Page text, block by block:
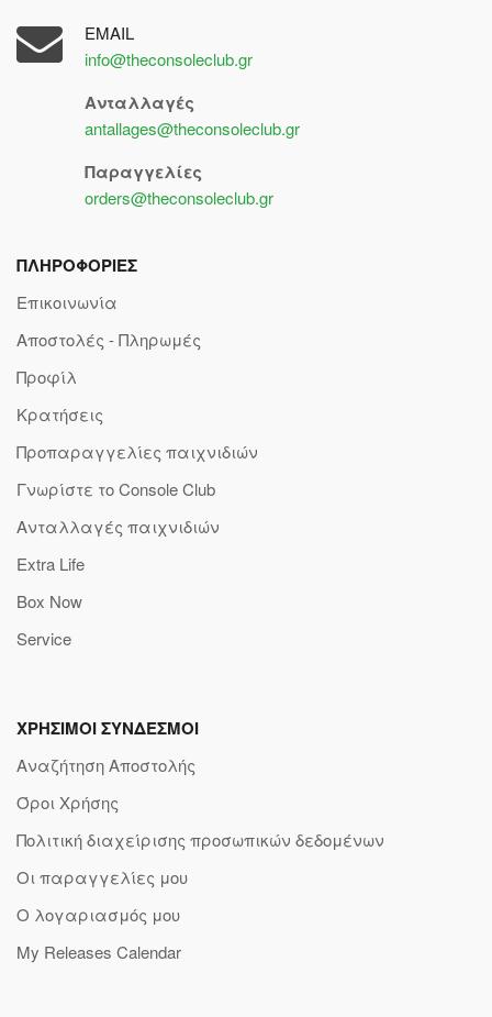
EMAIL
info@theconsoleclub.gr
Ανταλλαγές
antallages@theconsoleclub.gr
Παραγγελίες
orders@theconsoleclub.gr
ΠΛΗΡΟΦΟΡΙΕΣ
Επικοινωνία
Αποστολές - Πληρωμές
Προφίλ
Κρατήσεις
Προπαραγγελίες παιχνιδιών
Γνωρίστε το Console Club
Ανταλλαγές παιχνιδιών
Extra Life
Box Now
Service
ΧΡΗΣΙΜΟΙ ΣΥΝΔΕΣΜΟΙ
Αναζήτηση Αποστολής
Όροι Χρήσης
Πολιτική διαχείρισης προσωπικών δεδομένων
Οι παραγγελίες μου
Ο λογαριασμός μου
My Releases Calendar